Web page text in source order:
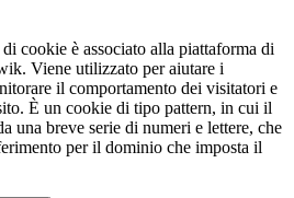
cookie è associato alla piattaforma di
Viene utilizzato per aiutare i
il comportamento dei visitatori e
È un cookie di tipo pattern, in cui il
una breve serie di numeri e lettere, che
per il dominio che imposta il